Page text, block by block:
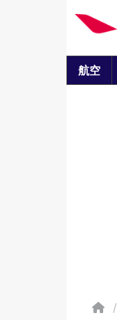
航空
/